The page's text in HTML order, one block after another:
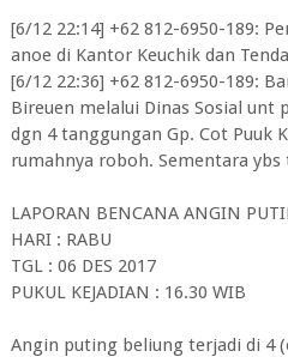
[6/12 22:14] ‪+62 812-6950-189‬:
anoe di Kantor Keuchik dan
[6/12 22:36] ‪+62 812-6950-189‬:
Bireuen melalui Dinas Sosial unt
dgn 4 tanggungan Gp. Cot Puuk
rumahnya roboh. Sementara
LAPORAN BENCANA ANGIN
HARI : RABU
TGL : 06 DES 2017
PUKUL KEJADIAN : 16.30 WIB
Angin puting beliung terjadi di 4